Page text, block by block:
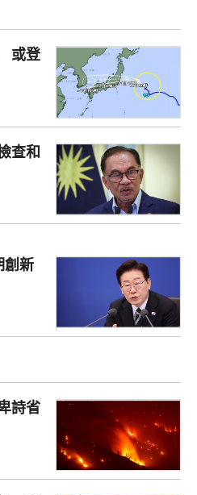
或登
查和
創新
詩省